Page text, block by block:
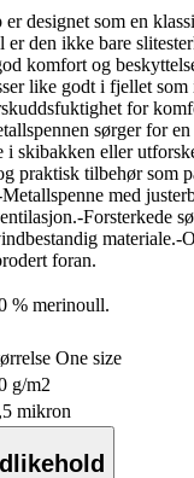
designet som en
den ikke bare
komfort og
like godt i fjellet
for
sørger for
i skibakken eller
praktisk tilbehør som
med
Forsterkede
materiale.-
foran.
% merinoull.
One size
g/m2
mikron